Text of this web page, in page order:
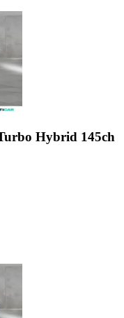
Hybrid 145ch